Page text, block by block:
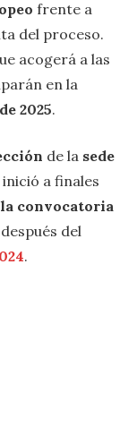
frente a
del proceso.
acogerá a las
en la
2025.
de la sede
inició a finales
convocatoria
del
.